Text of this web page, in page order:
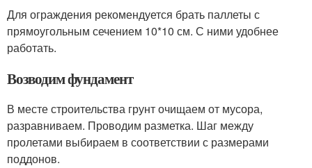
Для ограждения рекомендуется брать паллеты с
прямоугольным сечением 10*10 см. С ними удобнее
работать.
Возводим фундамент
В месте строительства грунт очищаем от мусора,
разравниваем. Проводим разметка. Шаг между
пролетами выбираем в соответствии с размерами
поддонов.